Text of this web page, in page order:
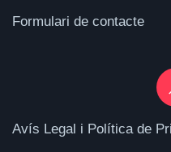
Formulari de contacte
Avís Legal i Política de